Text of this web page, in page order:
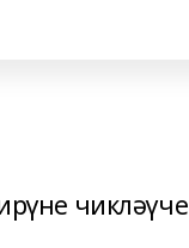
чикләүче